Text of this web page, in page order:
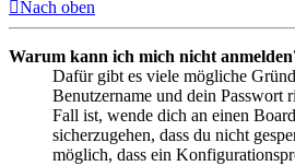
Nach oben
Warum kann ich mich nicht
Dafür gibt es viele mögliche
Benutzername und dein Passwort
Fall ist, wende dich an einen
sicherzugehen, dass du nicht
möglich, dass ein